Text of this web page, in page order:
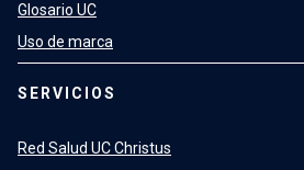
Glosario UC
Uso de marca
SERVICIOS
Red Salud UC Christus